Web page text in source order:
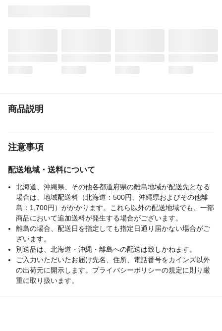
材質3
靴部：ＰＶＣ、フェルトスパイク底
商品説明
注意事項
配送地域・送料について
北海道、沖縄県、その他各都道府県の離島地域が配送先となる
場合は、地域配送料（北海道：500円、沖縄県およびその他離
島：1,700円）がかかります。これら以外の配送地域でも、一部
商品において追加送料が発生する場合がございます。
離島の場合、配送日を指定しても指定日通り届かない場合がご
ざいます。
別送品は、北海道・沖縄・離島への配送は致しかねます。
ご入力いただいたお届け先名、住所、電話番号をカインズ以外
の出荷元に開示します。プライバシーポリシーの規定に則り厳
重に取り扱います。